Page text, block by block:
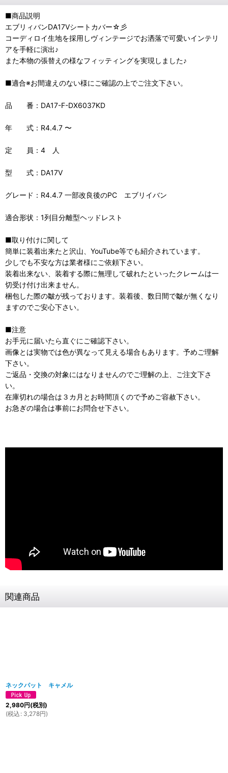
■商品説明
エブリィバンDA17Vシートカバー☆彡
コーディロイ生地を採用しヴィンテージでお洒落で可愛いインテリ
アを手軽に演出♪
また本物の張替えの様なフィッティングを実現しました♪
■適合※お間違えのない様にご確認の上でご注文下さい。
品 番：DA17-F-DX6037KD
年 式：R4.4.7 〜
定 員：4 人
型 式：DA17V
グレード：R4.4.7 一部改良後のPC エブリイバン
適合形状：1列目分離型ヘッドレスト
■取り付けに関して
簡単に装着出来たと沢山、YouTube等でも紹介されています。
少しでも不安な方は業者様にご依頼下さい。
装着出来ない、装着する際に無理して破れたといったクレームは一
切受け付け出来ません。
梱包した際の皺が残っております。装着後、数日間で皺が無くなり
ますのでご安心下さい。
■注意
お手元に届いたら直ぐにご確認下さい。
画像とは実物では色が異なって見える場合もあります。予めご理解
下さい。
ご返品・交換の対象にはなりませんのでご理解の上、ご注文下さ
い。
在庫切れの場合は３カ月とお時間頂くので予めご容赦下さい。
お急ぎの場合は事前にお問合せ下さい。
関連商品
ネックパット キャメル
2,980円(税別)
(税込 : 3,278円)